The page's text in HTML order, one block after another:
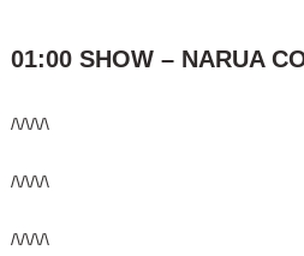
01:00 SHOW – NARUA
/\/\/\/\
/\/\/\/\
/\/\/\/\